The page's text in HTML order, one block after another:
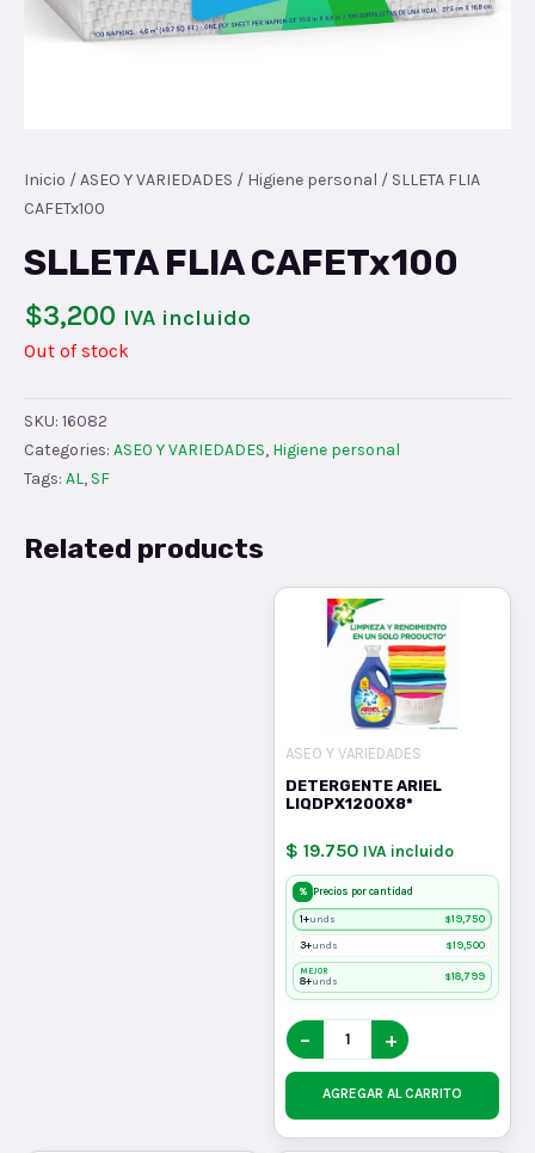
Inicio /ASEO Y VARIEDADES / Higiene personal / SLLETA FLIA
CAFETx100
SLLETA FLIA CAFETx100
$3,200 IVA incluido
Out of stock
SKU: 16082
Categories: ASEO Y VARIEDADES, Higiene personal
Tags: AL, SF
Related products
ASEO Y VARIEDADES
DETERGENTE ARIEL
LIQDPX1200X8*
$ 19.750 IVA incluido
% Precios por cantidad
1+unds $19,750
3+unds $19,500
MEJOR
8+unds $18,799
− +
AGREGAR AL CARRITO